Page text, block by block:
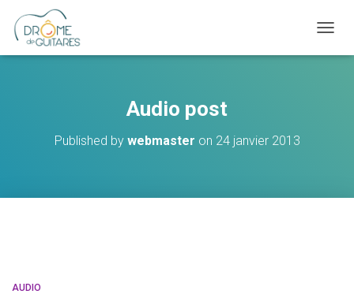
Audio post
Published by webmaster on 24 janvier 2013
AUDIO